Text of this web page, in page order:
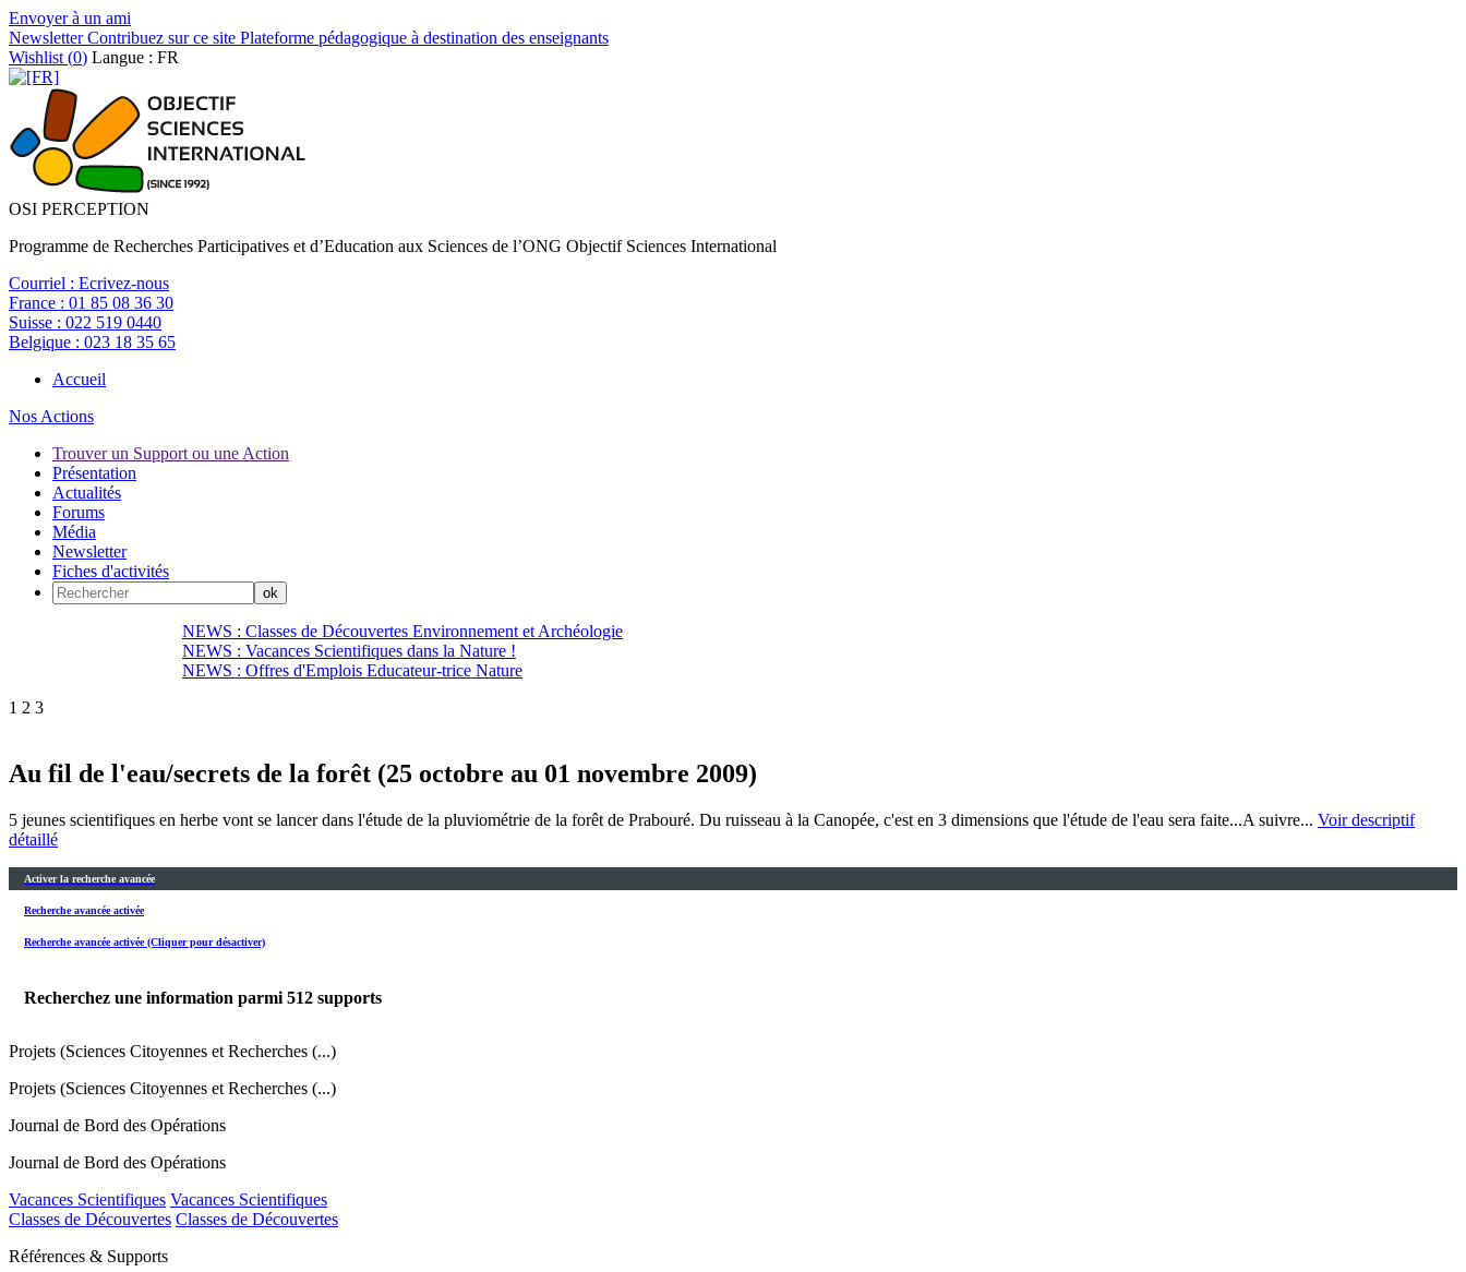
Envoyer à un ami
NewsletterContribuez sur ce site Plateforme pédagogique à destination des enseignants
Wishlist (0) Langue : FR
OSI PERCEPTION
Programme de Recherches Participatives et d’Education aux Sciences de l’ONG Objectif Sciences International
Courriel : Ecrivez-nous
France : 01 85 08 36 30
Suisse : 022 519 0440
Belgique : 023 18 35 65
Accueil
Nos Actions
Trouver un Support ou une Action
Présentation
Actualités
Forums
Média
Newsletter
Fiches d'activités
NEWS : Classes de Découvertes Environnement et Archéologie
NEWS : Vacances Scientifiques dans la Nature !
NEWS : Offres d'Emplois Educateur-trice Nature
1 2 3
Au fil de l'eau/secrets de la forêt (25 octobre au 01 novembre 2009)
5 jeunes scientifiques en herbe vont se lancer dans l'étude de la pluviométrie de la forêt de Prabouré. Du ruisseau à la Canopée, c'est en 3 dimensions que l'étude de l'eau sera faite...A suivre... Voir descriptif
détaillé
Activer la recherche avancée
Recherche avancée activée
Recherche avancée activée (Cliquer pour désactiver)
Recherchez une information parmi 512 supports
Projets (Sciences Citoyennes et Recherches (...)
Projets (Sciences Citoyennes et Recherches (...)
Journal de Bord des Opérations
Journal de Bord des Opérations
Vacances Scientifiques Vacances Scientifiques
Classes de Découvertes Classes de Découvertes
Références & Supports